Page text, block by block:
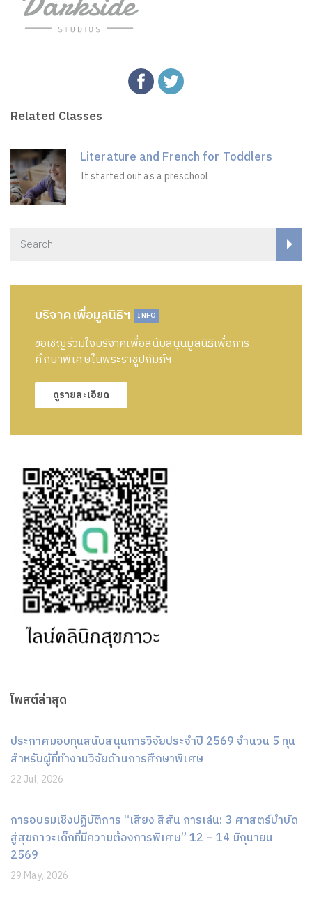
Related Classes
Literature and French for Toddlers
It started out as a preschool
บริจาคเพื่อมูลนิธิฯ INFO
ขอเชิญร่วมใจบริจาคเพื่อสนับสนุนมูลนิธิเพื่อการ
ศึกษาพิเศษในพระราชูปถัมภ์ฯ
ดูรายละเอียด
โพสต์ล่าสุด
ประกาศมอบทุนสนับสนุนการวิจัยประจำปี 2569 จำนวน 5 ทุน
สำหรับผู้ที่ทำงานวิจัยด้านการศึกษาพิเศษ
22 Jul, 2026
การอบรมเชิงปฏิบัติการ “เสียง สีสัน การเล่น: 3 ศาสตร์บำบัด
สู่สุขภาวะเด็กที่มีความต้องการพิเศษ” 12 – 14 มิถุนายน
2569
29 May, 2026